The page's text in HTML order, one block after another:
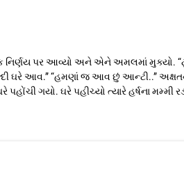
નિર્ણય પર આવ્યો અને એને અમલમાં મુક્યો.
ઘરે આવ.” “હમણાં જ આવ છું આન્ટી..”
ગયો. ઘરે પહીચ્યો ત્યારે હર્ષના મમ્મી